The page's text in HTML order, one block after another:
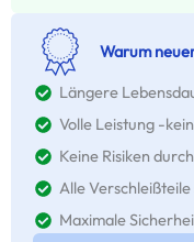
Warum
Längere
Volle Leistung -
Keine Risiken
Alle Verschleißteile
Maximale